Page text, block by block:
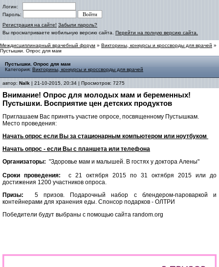
Логин:
Пароль:
Регистрация на сайте! Забыли пароль?
Вы просматриваете мобильную версию сайта. Перейти на полную версию сайта.
Междисциплинарный врачебный форум » Викторины, конкурсы и кроссворды для врачей »
Пустышки. Опрос для мам
Пустышки. Опрос для мам
Категория: Викторины, конкурсы и кроссворды для врачей
автор: Nalk | 21-10-2015, 20:34 | Просмотров: 7275
Внимание! Опрос для молодых мам и беременных!
Пустышки. Восприятие цен детских продуктов
Приглашаем Вас принять участие опросе, посвященному Пустышкам.
Место проведения:
Начать опрос если Вы за стационарным компьютером или ноутбуком
Начать опрос - если Вы с планшета или телефона
Организаторы: "Здоровье мам и малышей. В гостях у доктора Алены"
Сроки проведения:
с 21 октября 2015 по 31 октября 2015 или до
достижения 1200 участников опроса.
Призы:
5 призов. Подарочный набор с блендером-пароваркой и
контейнерами для хранения еды. Спонсор подарков - ОЛТРИ
Победители будут выбраны с помощью сайта random.org